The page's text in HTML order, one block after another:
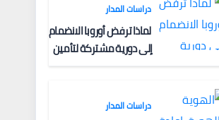
دراسات المدار
لماذا ترفض أوروبا الانضمام
إلى دورية مشتركة لتأمين
دراسات المدار